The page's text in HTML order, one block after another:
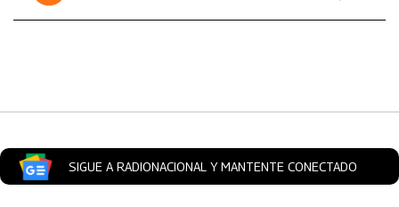
SIGUE A RADIONACIONAL Y MANTENTE CONECTADO